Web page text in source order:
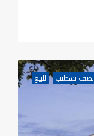
نصف تشطيب للبيع